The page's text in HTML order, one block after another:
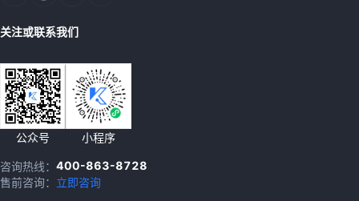
关注或联系我们
公众号 小程序
咨询热线： 400-863-8728
售前咨询： 立即咨询